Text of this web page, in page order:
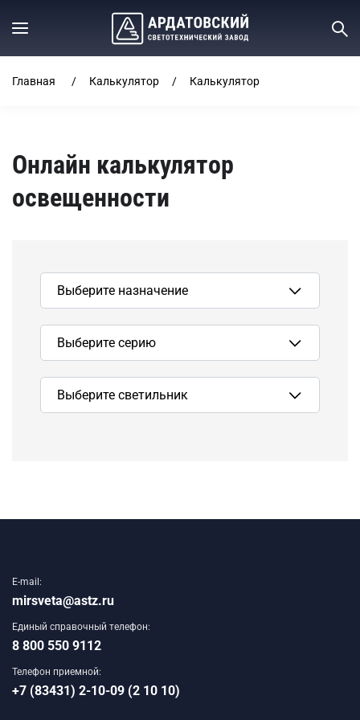
Главная Калькулятор Калькулятор
Онлайн калькулятор
освещенности
E-mail:
mirsveta@astz.ru
Единый справочный телефон:
8 800 550 9112
Телефон приемной:
+7 (83431) 2-10-09 (2 10 10)